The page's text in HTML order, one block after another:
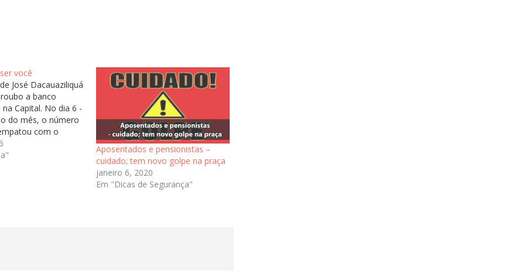
você
José Dacauaziliquá
a banco
Capital. No dia 6 -
do mês, o número
com o
do ano
29 casos.
Aposentados e pensionistas –
cuidado; tem novo golpe na praça
janeiro 6, 2020
Em "Dicas de Segurança"